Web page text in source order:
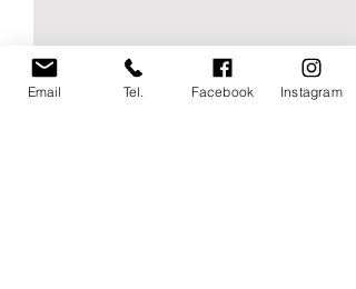
Email Tel. Facebook Instagram